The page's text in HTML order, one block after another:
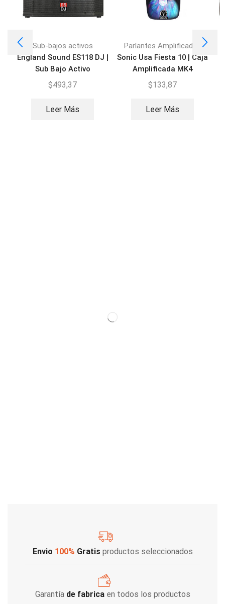
Sub-bajos activos
England Sound ES118 DJ |
Sub Bajo Activo
$493,37
Leer Más
Parlantes Amplificados
Sonic Usa Fiesta 10 | Caja
Amplificada MK4
$133,87
Leer Más
Envio 100% Gratis productos seleccionados
Garantía de fabricaen todos los productos